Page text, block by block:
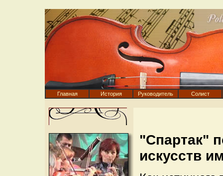
Главная История Руководитель Солист
"Спартак"
искусств